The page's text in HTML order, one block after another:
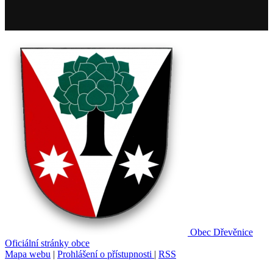
Obec Dřevěnice
Oficiální stránky obce
Mapa webu | Prohlášení o přístupnosti | RSS